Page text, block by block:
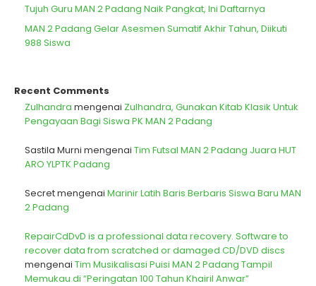
Tujuh Guru MAN 2 Padang Naik Pangkat, Ini Daftarnya
MAN 2 Padang Gelar Asesmen Sumatif Akhir Tahun, Diikuti
988 Siswa
Recent Comments
Zulhandra mengenai Zulhandra, Gunakan Kitab Klasik Untuk
Pengayaan Bagi Siswa PK MAN 2 Padang
Sastila Murni mengenai Tim Futsal MAN 2 Padang Juara HUT
ARO YLPTK Padang
Secretmengenai Marinir Latih Baris Berbaris Siswa Baru MAN
2 Padang
RepairCdDvD is a professional data recovery. Software to
recover data from scratched or damaged CD/DVD discs
mengenai Tim Musikalisasi Puisi MAN 2 Padang Tampil
Memukau di “Peringatan 100 Tahun Khairil Anwar”